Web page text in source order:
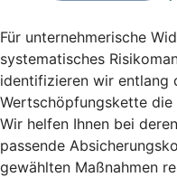
Für unternehmerische
systematisches
identifizieren wir entlang
Wertschöpfungskette die
Wir helfen Ihnen bei
passende
gewählten Maßnahmen